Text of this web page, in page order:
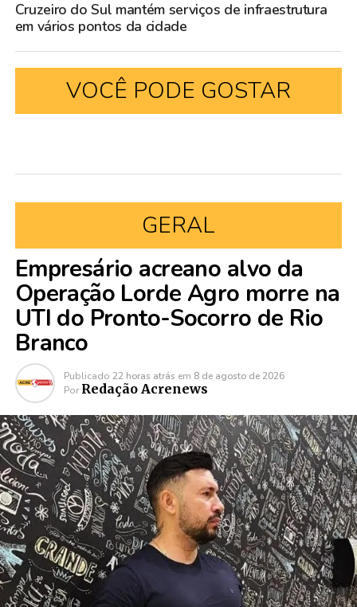
Cruzeiro do Sul mantém serviços de infraestrutura
em vários pontos da cidade
VOCÊ PODE GOSTAR
GERAL
Empresário acreano alvo da
Operação Lorde Agro morre na
UTI do Pronto-Socorro de Rio
Branco
Publicado 22 horas atrás em 8 de agosto de 2026
Por Redação Acrenews